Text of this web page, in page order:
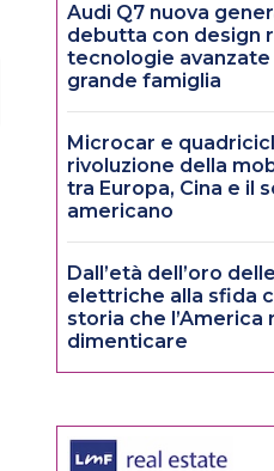
Audi Q7 nuova
debutta con design
tecnologie avanzate
grande famiglia
Microcar e
rivoluzione della
tra Europa, Cina e il
americano
Dall’età dell’oro
elettriche alla sfida
storia che l’America
dimenticare